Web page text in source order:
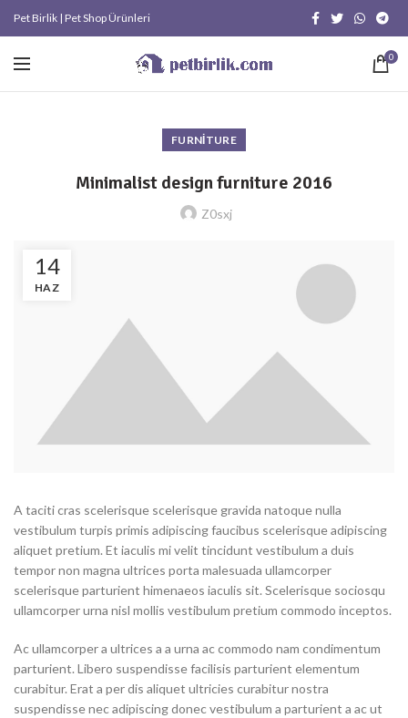
Pet Birlik | Pet Shop Ürünleri
0
FURNITURE
Minimalist design furniture 2016
Z0sxj
14
HAZ
A taciti cras scelerisque scelerisque gravida natoque nulla
vestibulum turpis primis adipiscing faucibus scelerisque adipiscing
aliquet pretium. Et iaculis mi velit tincidunt vestibulum a duis
tempor non magna ultrices porta malesuada ullamcorper
scelerisque parturient himenaeos iaculis sit. Scelerisque sociosqu
ullamcorper urna nisl mollis vestibulum pretium commodo inceptos.
Ac ullamcorper a ultrices a a urna ac commodo nam condimentum
parturient. Libero suspendisse facilisis parturient elementum
curabitur. Erat a per dis aliquet ultricies curabitur nostra
suspendisse nec adipiscing donec vestibulum a parturient a ac ut